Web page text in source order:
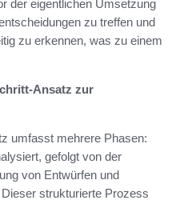
der eigentlichen Umsetzung
zu treffen und
zu erkennen, was zu einem
Ansatz zur
umfasst mehrere Phasen:
gefolgt von der
von Entwürfen und
strukturierte Prozess